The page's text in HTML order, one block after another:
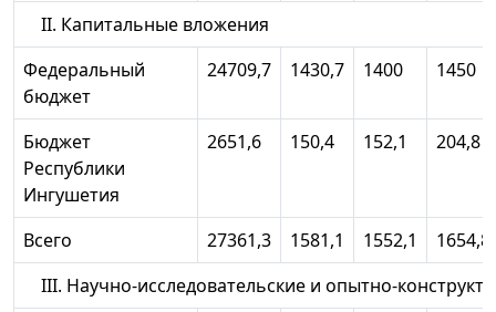
II. Капитальные вложения
Федеральный
бюджет
24709,7 1430,7 1400 1450
Бюджет
Республики
Ингушетия
2651,6 150,4 152,1 204,8
Всего 27361,3 1581,1 1552,1
1654,8
III. Научно-исследовательские и опытно-